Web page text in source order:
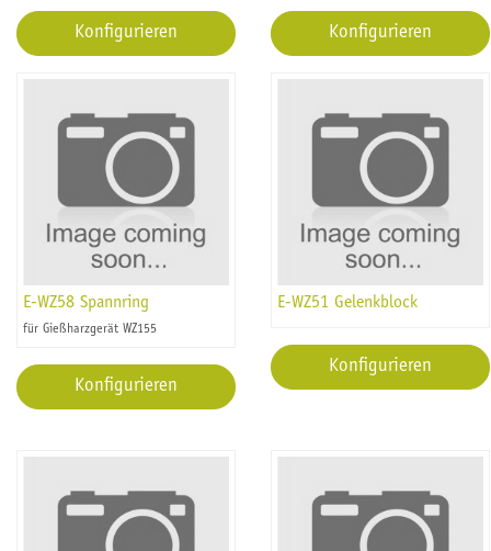
Konfigurieren Konfigurieren
E-WZ58 Spannring
für Gießharzgerät WZ155
Konfigurieren
E-WZ51 Gelenkblock
Konfigurieren